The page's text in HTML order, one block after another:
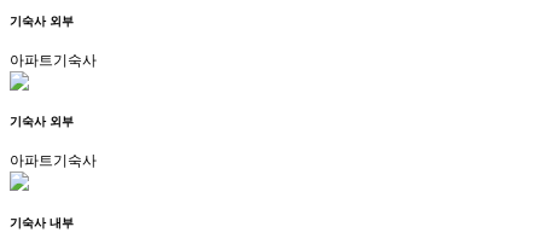
기숙사 외부
아파트기숙사
기숙사 외부
아파트기숙사
기숙사 내부